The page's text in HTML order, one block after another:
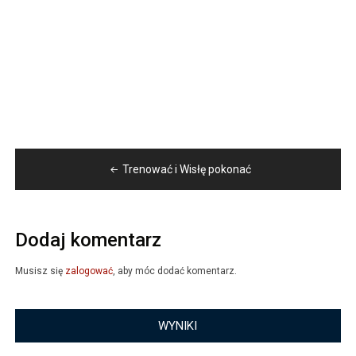
Nawigacja
wpisu
Trenować i Wisłę pokonać
Dodaj komentarz
Musisz się zalogować, aby móc dodać komentarz.
WYNIKI